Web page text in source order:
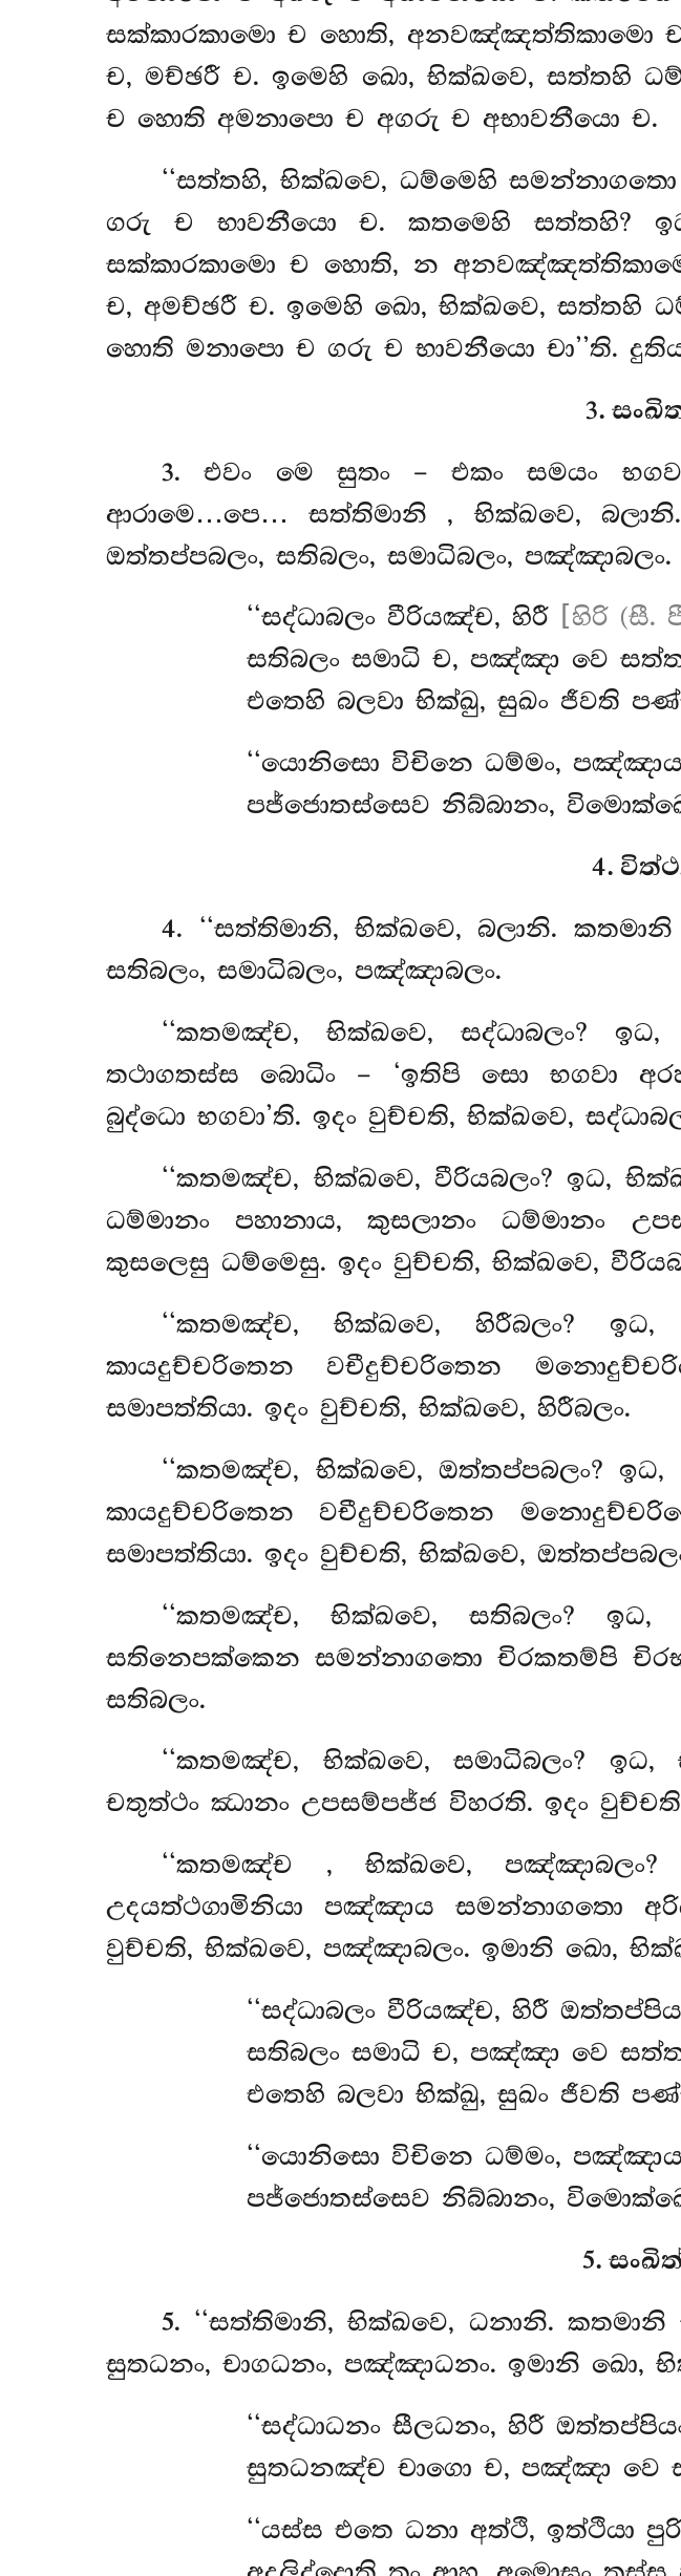
සක්කාරකාමො ච හොති, අනවඤ්ඤත්තිකාමො
ච, මච්ඡරී ච. ඉමෙහි ඛො, භික්ඛවෙ, සත්තහි
ච හොති අමනාපො ච අගරු ච අභාවනීයො ච.
‘‘සත්තහි, භික්ඛවෙ, ධම්මෙහි
ගරු ච භාවනීයො ච. කතමෙහි සත්තහි?
සක්කාරකාමො ච හොති, න
ච, අමච්ඡරී ච. ඉමෙහි ඛො, භික්ඛවෙ, සත්තහි
හොති මනාපො ච ගරු ච භාවනීයො චා’’ති.
3.
3. එවං මෙ සුතං – එකං සමයං
ආරාමෙ…පෙ… සත්තිමානි , භික්ඛවෙ,
ඔත්තප්පබලං, සතිබලං, සමාධිබලං,
‘‘සද්ධාබලං වීරියඤ්ච, හිරී [හිරි (සී.
සතිබලං සමාධි ච, පඤ්ඤා වෙ
එතෙහි බලවා භික්ඛු, සුඛං ජීවති
‘‘යොනිසො විචිනෙ ධම්මං,
පජ්ජොතස්සෙව නිබ්බානං,
4.
4. ‘‘සත්තිමානි, භික්ඛවෙ, බලානි.
සතිබලං, සමාධිබලං, පඤ්ඤාබලං.
‘‘කතමඤ්ච, භික්ඛවෙ, සද්ධාබලං?
තථාගතස්ස බොධිං – ‘ඉතිපි සො භගවා
බුද්ධො භගවා’ති. ඉදං වුච්චති, භික්ඛවෙ,
‘‘කතමඤ්ච, භික්ඛවෙ, වීරියබලං? ඉධ,
ධම්මානං පහානාය, කුසලානං ධම්මානං
කුසලෙසු ධම්මෙසු. ඉදං වුච්චති, භික්ඛවෙ,
‘‘කතමඤ්ච, භික්ඛවෙ, හිරීබලං?
කායදුච්චරිතෙන වචීදුච්චරිතෙන
සමාපත්තියා. ඉදං වුච්චති, භික්ඛවෙ, හිරීබලං.
‘‘කතමඤ්ච, භික්ඛවෙ, ඔත්තප්පබලං?
කායදුච්චරිතෙන වචීදුච්චරිතෙන
සමාපත්තියා. ඉදං වුච්චති, භික්ඛවෙ,
‘‘කතමඤ්ච, භික්ඛවෙ, සතිබලං?
සතිනෙපක්කෙන සමන්නාගතො චිරකතම්පි
සතිබලං.
‘‘කතමඤ්ච, භික්ඛවෙ, සමාධිබලං?
චතුත්ථං ඣානං උපසම්පජ්ජ විහරති. ඉදං
‘‘කතමඤ්ච , භික්ඛවෙ,
උදයත්ථගාමිනියා පඤ්ඤාය සමන්නාගතො
වුච්චති, භික්ඛවෙ, පඤ්ඤාබලං. ඉමානි ඛො,
‘‘සද්ධාබලං වීරියඤ්ච, හිරී
සතිබලං සමාධි ච, පඤ්ඤා වෙ
එතෙහි බලවා භික්ඛු, සුඛං ජීවති
‘‘යොනිසො විචිනෙ ධම්මං,
පජ්ජොතස්සෙව නිබ්බානං,
5.
5. ‘‘සත්තිමානි, භික්ඛවෙ, ධනානි.
සුතධනං, චාගධනං, පඤ්ඤාධනං. ඉමානි ඛො,
‘‘සද්ධාධනං සීලධනං, හිරී
සුතධනඤ්ච චාගො ච, පඤ්ඤා වෙ
‘‘යස්ස එතෙ ධනා අත්ථි, ඉත්ථියා